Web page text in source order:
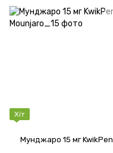
Хіт
Мунджаро 15 мг KwikPen